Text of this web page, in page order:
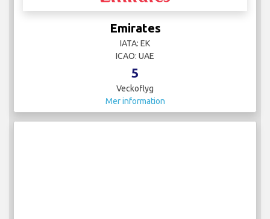
Emirates
IATA: EK
ICAO: UAE
5
Veckoflyg
Mer information